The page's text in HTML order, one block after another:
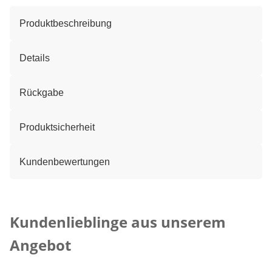
Produktbeschreibung
Details
Rückgabe
Produktsicherheit
Kundenbewertungen
Kundenlieblinge aus unserem
Angebot